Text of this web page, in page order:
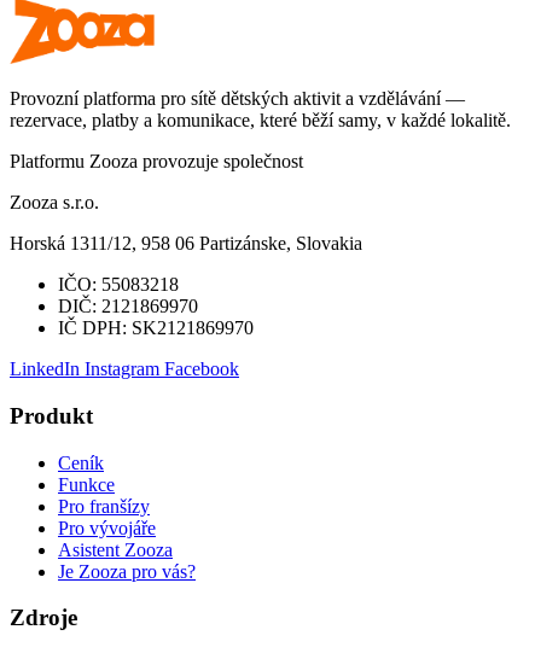
Provozní platforma pro sítě dětských aktivit a vzdělávání —
rezervace, platby a komunikace, které běží samy, v každé lokalitě.
Platformu Zooza provozuje společnost
Zooza s.r.o.
Horská 1311/12, 958 06 Partizánske, Slovakia
IČO: 55083218
DIČ: 2121869970
IČ DPH: SK2121869970
LinkedIn Instagram Facebook
Produkt
Ceník
Funkce
Pro franšízy
Pro vývojáře
Asistent Zooza
Je Zooza pro vás?
Zdroje